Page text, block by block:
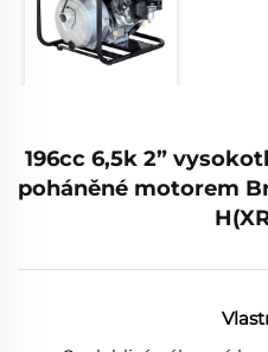
196cc 6,5k 2”
poháněné motorem